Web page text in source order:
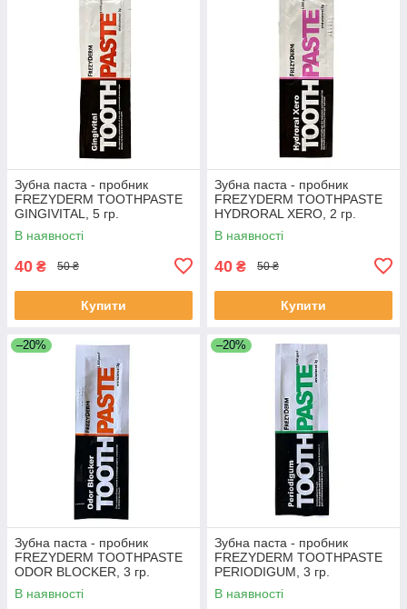
Зубна паста - пробник
FREZYDERM TOOTHPASTE
GINGIVITAL, 5 гр.
В наявності
40 ₴ 50 ₴
Купити
Зубна паста - пробник
FREZYDERM TOOTHPASTE
HYDRORAL XERO, 2 гр.
В наявності
40 ₴ 50 ₴
Купити
–20%
Зубна паста - пробник
FREZYDERM TOOTHPASTE
ODOR BLOCKER, 3 гр.
В наявності
–20%
Зубна паста - пробник
FREZYDERM TOOTHPASTE
PERIODIGUM, 3 гр.
В наявності